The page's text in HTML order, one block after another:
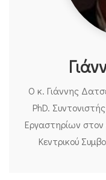
Ο κ. Γιάννης
PhD.
Εργαστηρίων στον
Κεντρικού